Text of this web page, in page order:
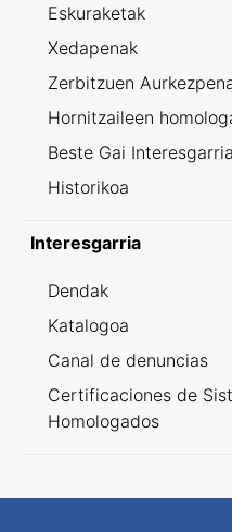
Eskuraketak
Xedapenak
Zerbitzuen
Hornitzaileen
Beste Gai
Historikoa
Interesgarria
Dendak
Katalogoa
Canal de denuncias
Certificaciones de
Homologados